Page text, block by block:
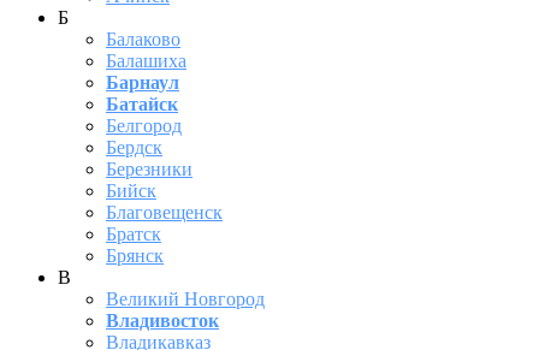
Б
Балаково
Балашиха
Барнаул
Батайск
Белгород
Бердск
Березники
Бийск
Благовещенск
Братск
Брянск
В
Великий Новгород
Владивосток
Владикавказ